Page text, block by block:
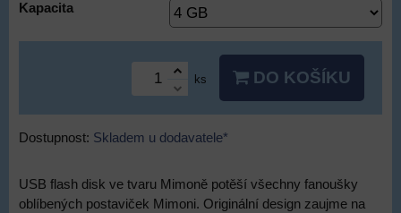
Kapacita
ks DO KOŠÍKU
Dostupnost: Skladem u dodavatele*
USB flash disk ve tvaru Mimoně potěší všechny fanoušky
oblíbených postaviček Mimoni. Originální design zaujme na